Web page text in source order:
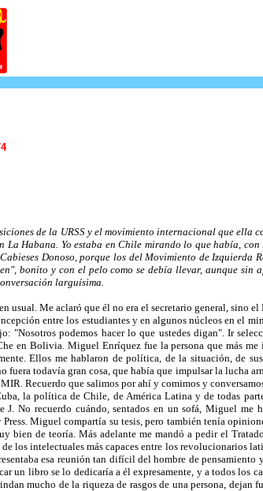
de la URSS y el movimiento internacional que ella
Habana. Yo estaba en Chile mirando lo que había, con
Donoso, porque los del Movimiento de Izquierda
bonito y con el pelo como se debía llevar, aunque sin
larguísima.
Me aclaró que él no era el secretario general, sino el
entre los estudiantes y en algunos núcleos en el
"Nosotros podemos hacer lo que ustedes digan". Ir
en Bolivia. Miguel Enríquez fue la persona que más me
Ellos me hablaron de política, de la situación, de
todavía gran cosa, que había que impulsar la lucha
Recuerdo que salimos por ahí y comimos y
la política de Chile, de América Latina y de todas
No recuerdo cuándo, sentados en un sofá, Miguel me
Miguel compartía su tesis, pero también tenía
bien de teoría. Más adelante me mandó a pedir el
los intelectuales más capaces entre los revolucionarios
esa reunión tan difícil del hombre de pensamiento
un libro se lo dedicaría a él expresamente, y a todos los
mucho de la riqueza de rasgos de una persona, dejan